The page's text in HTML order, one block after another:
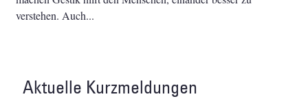
verstehen. Auch
Aktuelle Kurzmeldungen